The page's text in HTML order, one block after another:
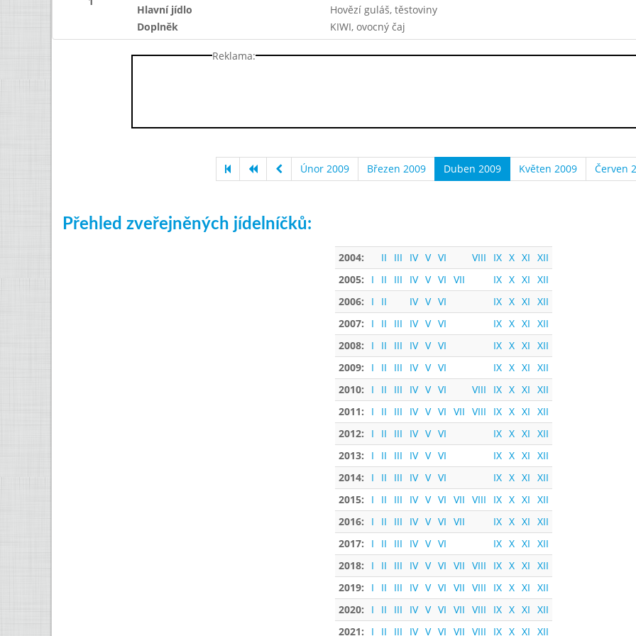
Hlavní jídlo
Hovězí guláš, těstoviny
Doplněk
KIWI, ovocný čaj
Reklama:
Únor 2009 Březen 2009 Duben 2009 Květen 2009 Červen
Přehled zveřejněných jídelníčků:
2004: II III IV V VI VIII IX X XI XII
2005:
I II III IV V VI VII IX X XI XII
2006:
I II IV V VI IX X XI XII
2007:
I II III IV V VI IX X XI XII
2008:
I II III IV V VI IX X XI XII
2009:
I II III IV V VI IX X XI XII
2010:
I II III IV V VI VIII IX X XI XII
2011:
I II III IV V VI VII VIII IX X XI XII
2012:
I II III IV V VI IX X XI XII
2013:
I II III IV V VI IX X XI XII
2014:
I II III IV V VI IX X XI XII
2015:
I II III IV V VI VII VIII IX X XI XII
2016:
I II III IV V VI VII IX X XI XII
2017:
I II III IV V VI IX X XI XII
2018:
I II III IV V VI VII VIII IX X XI XII
2019:
I II III IV V VI VII VIII IX X XI XII
2020:
I II III IV V VI VII VIII IX X XI XII
2021:
I II III IV V VI VII VIII IX X XI XII